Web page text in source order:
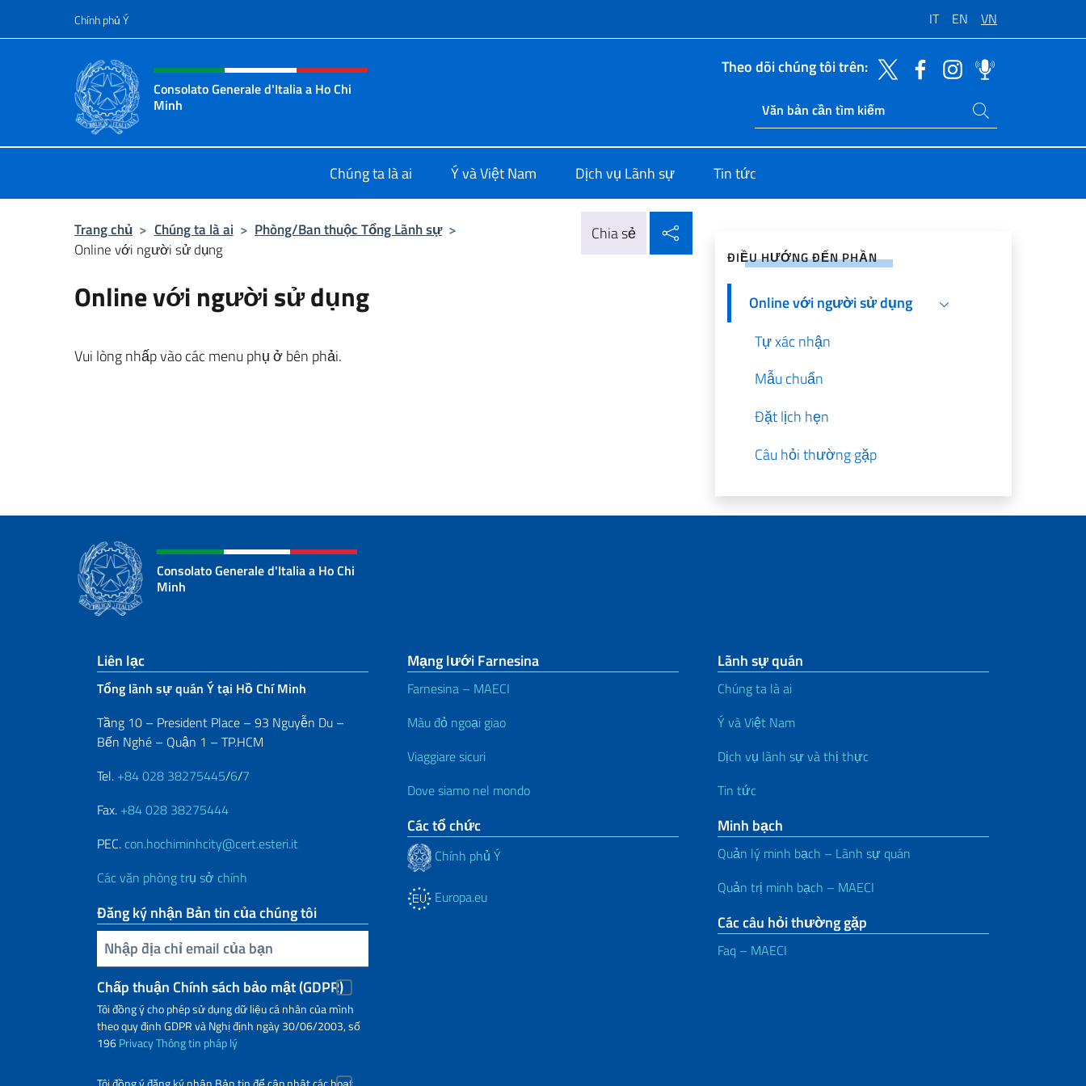
Chuyến đến nội dung
Chính phủ Ý IT EN VN
Header, social and menu of site
Consolato Generale d'Italia a Ho Chi
Minh
Theo dõi chúng tôi trên:
Ricerca sito live
Tìm kiếm trang web
Chúng ta là ai Ý và Việt Nam Dịch vụ Lãnh sự Tin tức
Trang chủ > Chúng ta là ai > Phòng/Ban thuộc Tổng Lãnh sự >
Online với người sử dụng
Chia sẻ
Online với người sử dụng
Vui lòng nhấp vào các menu phụ ở bên phải.
ĐIỀU HƯỚNG ĐẾN PHẦN
Online với người sử dụng
Tự xác nhận
Mẫu chuẩn
Đặt lịch hẹn
Câu hỏi thường gặp
Consolato Generale d'Italia a Ho Chi
Minh
Sezione footer
Liên lạc
Tổng lãnh sự quán Ý tại Hồ Chí Minh
Tầng 10 – President Place – 93 Nguyễn Du –
Bến Nghé – Quận 1 – TP.HCM
Tel. +84 028 38275445/6/7
Fax. +84 028 38275444
PEC. con.hochiminhcity@cert.esteri.it
Các văn phòng trụ sở chính
Đăng ký nhận Bản tin của chúng tôi
Nhập địa chỉ email của bạn
Chấp thuận Chính sách bảo mật (GDPR)
Tôi đồng ý cho phép sử dụng dữ liệu cá nhân của mình
theo quy định GDPR và Nghị định ngày 30/06/2003, số
196PrivacyThông tin pháp lý
Mạng lưới Farnesina
Farnesina – MAECI
Màu đỏ ngoại giao
Viaggiare sicuri
Dove siamo nel mondo
Các tổ chức
Chính phủ Ý
Europa.eu
Lãnh sự quán
Chúng ta là ai
Ý và Việt Nam
Dịch vụ lãnh sự và thị thực
Tin tức
Minh bạch
Quản lý minh bạch – Lãnh sự quán
Quản trị minh bạch – MAECI
Các câu hỏi thường gặp
Faq – MAECI